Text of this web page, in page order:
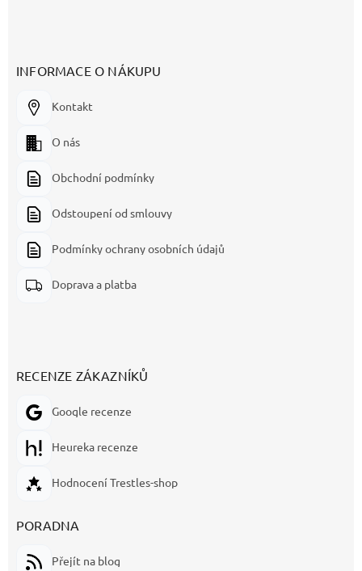
INFORMACE O NÁKUPU
Kontakt
O nás
Obchodní podmínky
Odstoupení od smlouvy
Podmínky ochrany osobních údajů
Doprava a platba
RECENZE ZÁKAZNÍKŮ
Google recenze
Heureka recenze
Hodnocení Trestles-shop
PORADNA
Přejít na blog